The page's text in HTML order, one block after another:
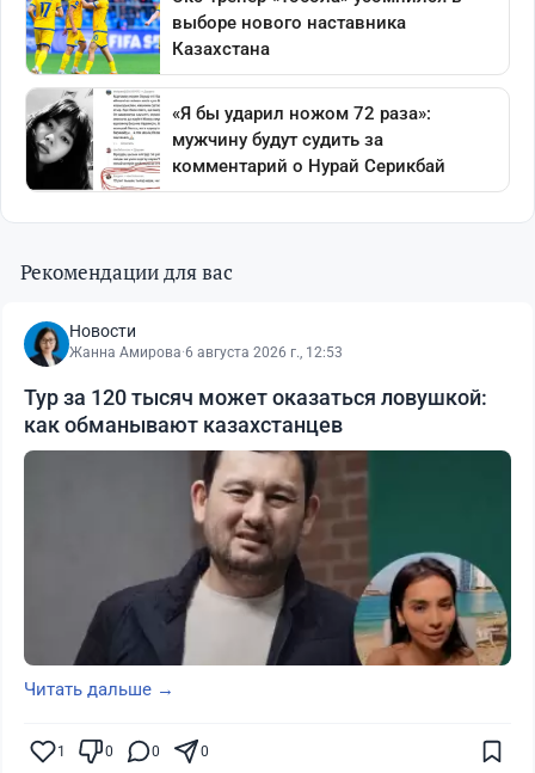
Рекомендации для вас
Новости
Жанна Амирова·6 августа 2026 г., 12:53
Тур за 120 тысяч может оказаться ловушкой:
как обманывают казахстанцев
Читать дальше →
1 0 0 0